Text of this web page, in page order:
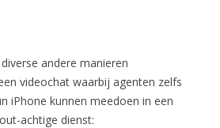
andere manieren
videochat waarbij agenten zelfs
iPhone kunnen meedoen in een
achtige dienst: